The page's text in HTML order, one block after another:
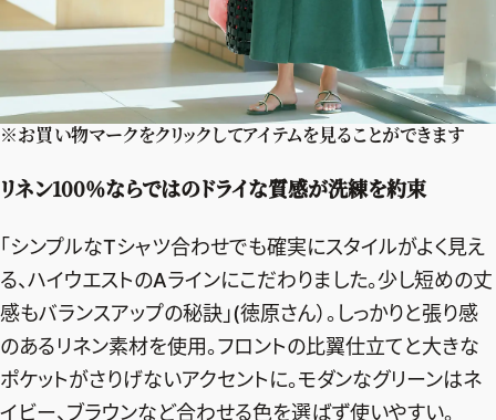
2026年9月号
最新号試し読み
定期購読
デジタル版
※お買い物マークをクリックしてアイテムを見ることができます
リネン100％ならではのドライな質感が洗練を約束
「シンプルなTシャツ合わせでも確実にスタイルがよく見え
る、ハイウエストのAラインにこだわりました。少し短めの丈
感もバランスアップの秘訣」(徳原さん）。しっかりと張り感
のあるリネン素材を使用。フロントの比翼仕立てと大きな
ポケットがさりげないアクセントに。モダンなグリーンはネ
イビー、ブラウンなど合わせる色を選ばず使いやすい。